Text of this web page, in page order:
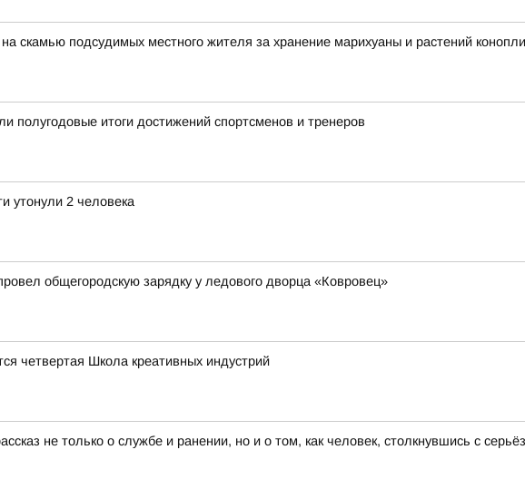
скамью подсудимых местного жителя за хранение марихуаны и растений конопли
полугодовые итоги достижений спортсменов и тренеров
утонули 2 человека
общегородскую зарядку у ледового дворца «Ковровец»
четвертая Школа креативных индустрий
не только о службе и ранении, но и о том, как человек, столкнувшись с